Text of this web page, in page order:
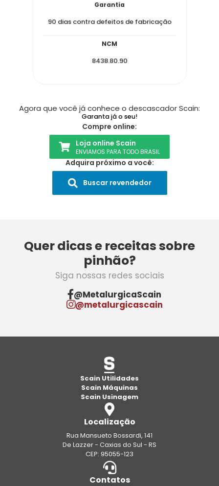
Garantia
90 dias contra defeitos de fabricação
NCM
8438.80.90
Agora que você já conhece o descascador Scain:
Garanta já o seu!
Compre online:
Loja online Scain
ENVIAMOS PARA TODO BRASIL
Adquira próximo a você:
Buscar revendedor
Quer dicas e receitas sobre
pinhão?
Siga nossas redes sociais
@MetalurgicaScain
@metalurgicascain
Scain Utilidades
Scain Máquinas
Scain Usinagem
Contatos
Localização
Rua Mansueto Bossardi, 141
De Lazzer - Caxias do Sul - RS
CEP: 95055-123